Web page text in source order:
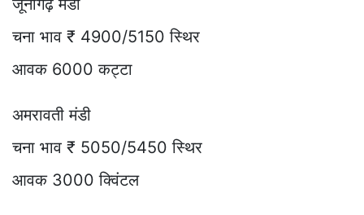
जूनागढ़ मंडी
चना भाव ₹ 4900/5150 स्थिर
आवक 6000 कट्टा
अमरावती मंडी
चना भाव ₹ 5050/5450 स्थिर
आवक 3000 क्विंटल